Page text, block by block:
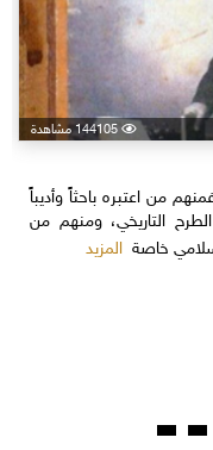
144105 مشاهدة
من اعتبره باحثاً وأديباً
التاريخي، ومنهم من
خاصةالمزيد